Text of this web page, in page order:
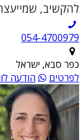
להקשיב,
054-4700979
כפר סבא, ישראל
לפרטים
הודעה